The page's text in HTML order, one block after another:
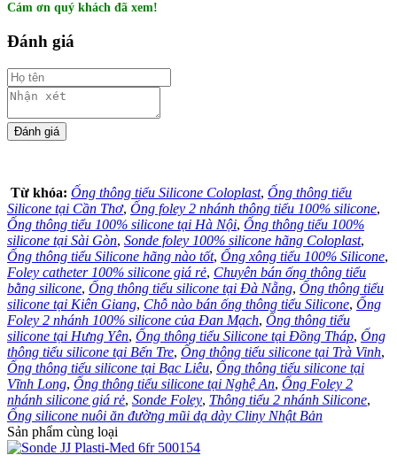
Cám ơn quý khách đã xem!
Đánh giá
Từ khóa: Ống thông tiểu Silicone Coloplast, Ống thông tiểu
Silicone tại Cần Thơ, Ống foley 2 nhánh thông tiểu 100% silicone,
Ống thông tiểu 100% silicone tại Hà Nội, Ống thông tiểu 100%
silicone tại Sài Gòn, Sonde foley 100% silicone hãng Coloplast,
Ống thông tiểu Silicone hãng nào tốt, Ống xông tiểu 100% Silicone,
Foley catheter 100% silicone giá rẻ, Chuyên bán ống thông tiểu
bằng silicone, Ống thông tiểu silicone tại Đà Nẵng, Ống thông tiểu
silicone tại Kiên Giang, Chỗ nào bán ống thông tiểu Silicone, Ống
Foley 2 nhánh 100% silicone của Đan Mạch, Ống thông tiểu
silicone tại Hưng Yên, Ống thông tiểu Silicone tại Đồng Tháp, Ống
thông tiểu silicone tại Bến Tre, Ống thông tiểu silicone tại Trà Vinh,
Ống thông tiểu silicone tại Bạc Liêu, Ống thông tiểu silicone tại
Vĩnh Long, Ống thông tiểu silicone tại Nghệ An, Ống Foley 2
nhánh silicone giá rẻ, Sonde Foley, Thông tiểu 2 nhánh Silicone,
Ống silicone nuôi ăn đường mũi dạ dày Cliny Nhật Bản
Sản phẩm cùng loại